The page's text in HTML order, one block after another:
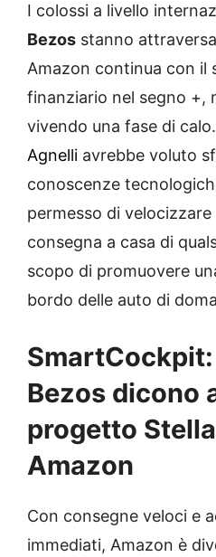
I colossi a livello
Bezos stanno
Amazon continua con il
finanziario nel segno +,
vivendo una fase di
Agnelli avrebbe voluto
conoscenze
permesso di
consegna a casa di
scopo di promuovere
bordo delle auto di
Bezos dicono
progetto
Amazon
Con consegne veloci e
immediati, Amazon è